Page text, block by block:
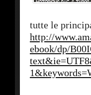
tutte le
http://
ebook/dp/